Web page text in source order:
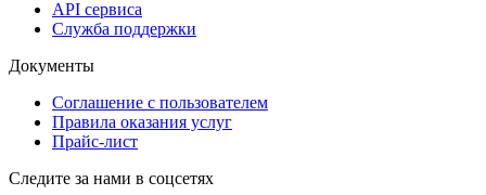
API сервиса
Служба поддержки
Документы
Соглашение с пользователем
Правила оказания услуг
Прайс-лист
Следите за нами в соцсетях